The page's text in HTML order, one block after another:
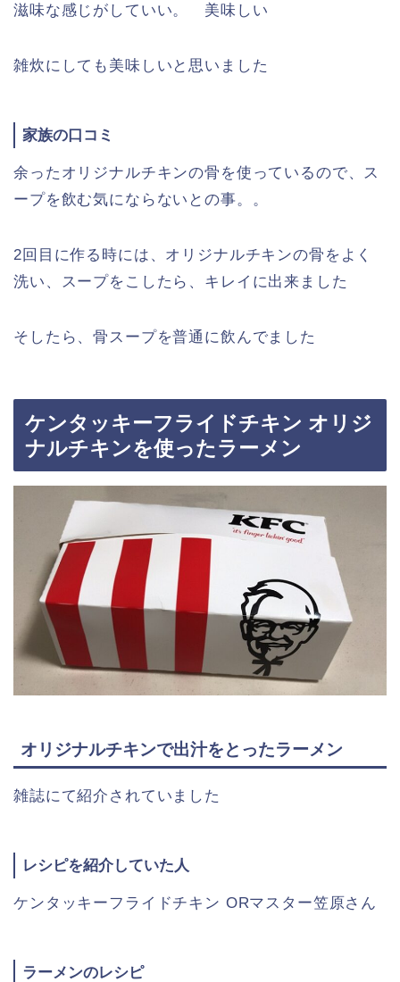
滋味な感じがしていい。 美味しい
雑炊にしても美味しいと思いました
家族の口コミ
余ったオリジナルチキンの骨を使っているので、ス
ープを飲む気にならないとの事。。
2回目に作る時には、オリジナルチキンの骨をよく
洗い、スープをこしたら、キレイに出来ました
そしたら、骨スープを普通に飲んでました
ケンタッキーフライドチキン オリジ
ナルチキンを使ったラーメン
オリジナルチキンで出汁をとったラーメン
雑誌にて紹介されていました
レシピを紹介していた人
ケンタッキーフライドチキン ORマスター笠原さん
ラーメンのレシピ